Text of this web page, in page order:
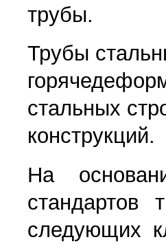
трубы.
Трубы
стальных
конструкций.
На
стандартов
следующих